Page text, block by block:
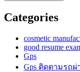
Categories
cosmetic
good resume
Gps
Gps ติดตามรถ